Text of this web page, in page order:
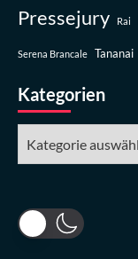
Pressejury Rai
Serena Brancale Tananai
Kategorien